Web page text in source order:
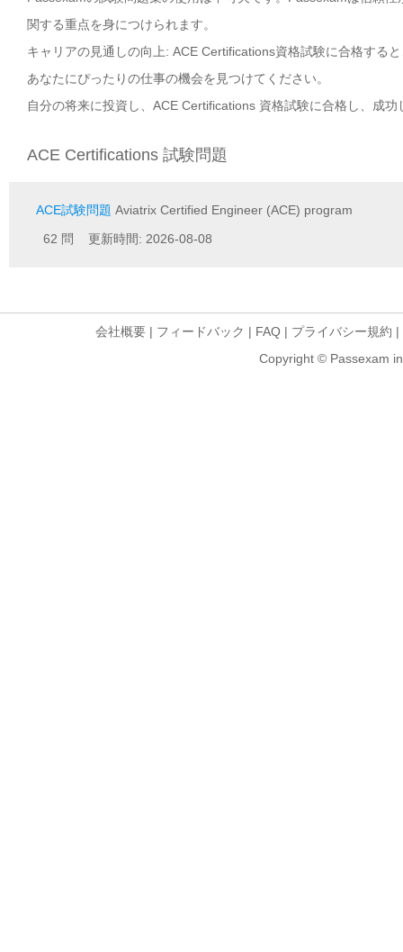
関する重点を身につけられます。
キャリアの見通しの向上: ACE Certifications資格試験に合格する
あなたにぴったりの仕事の機会を見つけてください。
自分の将来に投資し、ACE Certifications 資格試験に合格し、成
ACE Certifications 試験問題
ACE試験問題 Aviatrix Certified Engineer (ACE) program
62 問 更新時間: 2026-08-08
会社概要 | フィードバック | FAQ | プライバシー規約 |
Copyright © Passexam